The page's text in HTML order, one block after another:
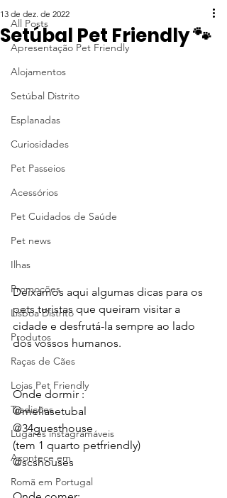
All Posts
Apresentação Pet Friendly
Alojamentos
Setúbal Distrito
Esplanadas
Curiosidades
Pet Passeios
Acessórios
Pet Cuidados de Saúde
Pet news
Ilhas
Promoções
Lisboa Distrito
Produtos
Raças de Cães
Lojas Pet Friendly
Tradições
Lugares instagramáveis
Acontece em
Romã em Portugal
Setúbal Pet Friendly 🐾
13 de dez. de 2022
Deixamos aqui algumas dicas para os
pets turistas que queiram visitar a
cidade e desfrutá-la sempre ao lado
dos vossos humanos.
Onde dormir :
@meliasetubal
@34guesthouse
(tem 1 quarto petfriendly)
@scshouses